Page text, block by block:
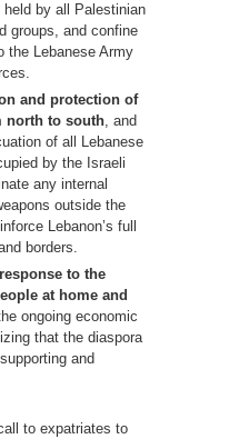
by all Palestinian
groups, and confine
the Lebanese Army
and protection of
north to south, and
of all Lebanese
by the Israeli
any internal
outside the
Lebanon’s full
borders.
to the
at home and
ongoing economic
that the diaspora
and
to expatriates to